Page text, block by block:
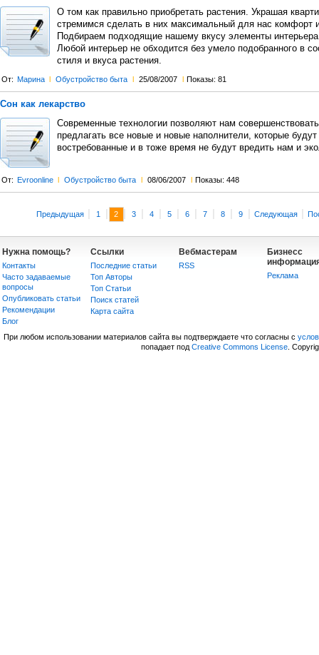
О том как правильно приобретать растения. Украшая
стремимся сделать в них максимальный для нас комфорт
Подбираем подходящие нашему вкусу элементы
Любой интерьер не обходится без умело подобранного в
стиля и вкуса растения.
От: Марина l Обустройство быта l 25/08/2007 l Показы: 81
Сон как лекарство
Современные технологии позволяют нам
предлагать все новые и новые наполнители, которые
востребованные и в тоже время не будут вредить нам и
От: Evroonline l Обустройство быта l 08/06/2007 l Показы: 448
Предыдущая 1 2 3 4 5 6 7 8 9 Следующая
Нужна помощь?
Контакты
Часто задаваемые
вопросы
Опубликовать статьи
Рекомендации
Блог
Ссылки
Последние статьи
Топ Авторы
Топ Статьи
Поиск статей
Карта сайта
Вебмастерам
RSS
Бизнесс
Реклама
При любом использовании материалов сайта вы подтверждаете что согласны с
попадает подCreative Commons License .